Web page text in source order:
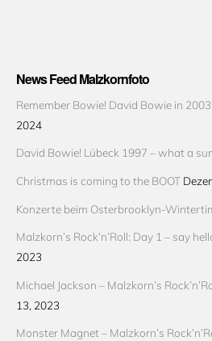
News Feed Malzkornfoto
Remember Bowie! David Bowie in
2024
David Bowie! Lübeck 1997 – what a
Christmas is coming to the BOOT
Konzerte beim Osterbrooklyn-
Malzkorn’s Rock’n’Roll: Day 1 – say
2023
Michael Jackson – Malzkorn’s
13, 2023
Monster Magnet – Malzkorn’s